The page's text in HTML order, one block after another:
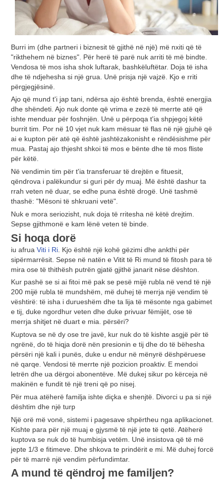
Burri im (dhe partneri i biznesit të gjithë në një) më nxiti që të
"rikthehem në biznes". Për herë të parë nuk arriti të më bindte.
Vendosa të mos isha shok luftarak, bashkëluftëtar. Doja të isha
dhe të ndjehesha si një grua. Unë prisja një vajzë. Kjo e rriti
përgjegjësinë.
Ajo që mund t'i jap tani, ndërsa ajo është brenda, është energjia
dhe shëndeti. Ajo nuk donte që vrima e zezë të merrte atë që
ishte menduar për foshnjën. Unë u përpoqa t'ia shpjegoj këtë
burrit tim. Por në 10 vjet nuk kam mësuar të flas në një gjuhë që
ai e kupton për atë që është jashtëzakonisht e rëndësishme për
mua. Pastaj ajo thjesht shkoi të mos e bënte dhe të mos fliste
për këtë.
Në vendimin tim për t'ia transferuar të drejtën e fituesit,
qëndrova i palëkundur si guri për dy muaj. Më është dashur ta
rrah veten në duar, se edhe puna është drogë. Unë tashmë
thashë: "Mësoni të shkruani vetë".
Nuk e mora seriozisht, nuk doja të rritesha në këtë drejtim.
Sepse gjithmonë e kam lënë veten të binde.
Si hoqa dorë
iu afrua Viti i Ri . Kjo është një kohë gëzimi dhe ankthi për
sipërmarrësit. Sepse në natën e Vitit të Ri mund të fitosh para të
mira ose të thithësh putrën gjatë gjithë janarit nëse dështon.
Kur pashë se si ai fitoi më pak se pesë mijë rubla në vend të një
200 mijë rubla të mundshëm, më duhej të merrja një vendim të
vështirë: të isha i durueshëm dhe ta lija të mësonte nga gabimet
e tij, duke ngordhur veten dhe duke privuar fëmijët, ose të
merrja shitjet në duart e mia. përsëri?
Kuptova se në dy ose tre javë, kur nuk do të kishte asgjë për të
ngrënë, do të hiqja dorë nën presionin e tij dhe do të bëhesha
përsëri një kali i punës, duke u endur në mënyrë dëshpëruese
në qarqe. Vendosi të merrte një pozicion proaktiv. E mendoi
letrën dhe ua dërgoi abonentëve. Më dukej sikur po kërceja në
makinën e fundit të një treni që po nisej.
Për mua atëherë familja ishte diçka e shenjtë. Divorci u pa si një
dështim dhe një turp
Një orë më vonë, sistemi i pagesave shpërtheu nga aplikacionet.
Kishte para për një muaj e gjysmë të një jete të qetë. Atëherë
kuptova se nuk do të humbisja vetëm. Unë insistova që të më
jepte 1/3 e fitimeve. Dhe shkova te prindërit e mi. Më duhej forcë
për të marrë një vendim përfundimtar.
A mund të qëndroj me familjen?